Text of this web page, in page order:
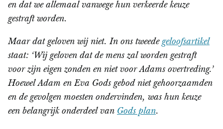
en dat we allemaal vanwege hun verkeerde keuze
gestraft worden.
Maar dat geloven wij niet. In ons tweede geloofsartikel
staat: ‘Wij geloven dat de mens zal worden gestraft
voor zijn eigen zonden en niet voor Adams overtreding.’
Hoewel Adam en Eva Gods gebod niet gehoorzaamden
en de gevolgen moesten ondervinden, was hun keuze
een belangrijk onderdeel van Gods plan.